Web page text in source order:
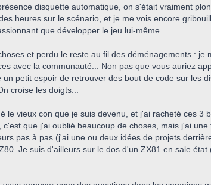
disquette automatique, on s'était vraiment
heures sur le scénario, et je me vois encore
que développer le jeu lui-même.
et perdu le reste au fil des déménagements :
avec la communauté... Non pas que vous auriez
petit espoir de retrouver des bout de code sur les
croise les doigts...
le vieux con que je suis devenu, et j'ai racheté ces
que j'ai oublié beaucoup de choses, mais j'ai
pas à pas (j'ai une ou deux idées de projets
Je suis d'ailleurs sur le dos d'un ZX81 en sale